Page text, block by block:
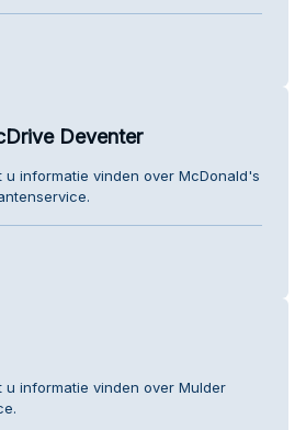
Deventer
u informatie vinden over McDonald's
u informatie vinden over Mulder